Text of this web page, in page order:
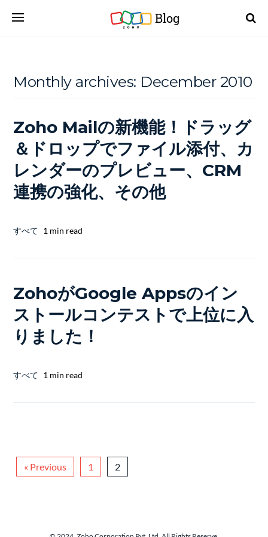
Blog
Monthly archives: December 2010
Zoho Mailの新機能！ドラッグ
＆ドロップでファイル添付、カ
レンダーのプレビュー、CRM
連携の強化、その他
すべて 1 min read
ZohoがGoogle Appsのイン
ストールコンテストで上位に入
りました！
すべて 1 min read
« Previous 1 2